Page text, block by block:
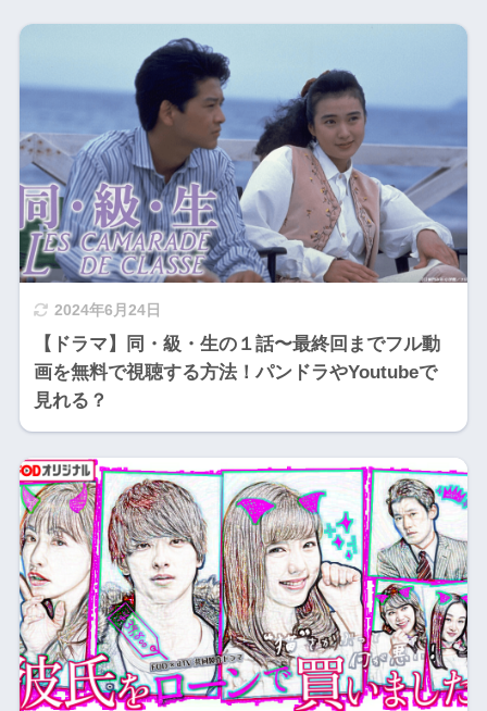
2024年6月24日
【ドラマ】同・級・生の１話〜最終回までフル動
画を無料で視聴する方法！パンドラやYoutubeで
見れる？